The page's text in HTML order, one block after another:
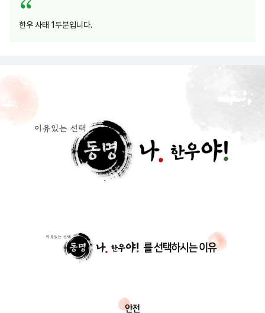
한우 사태 1두분입니다.